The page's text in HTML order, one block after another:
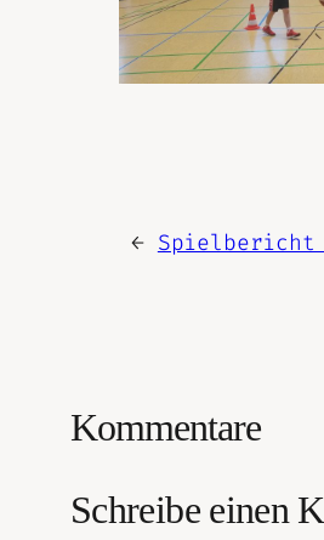
← Spielbericht
Kommentare
Schreibe einen